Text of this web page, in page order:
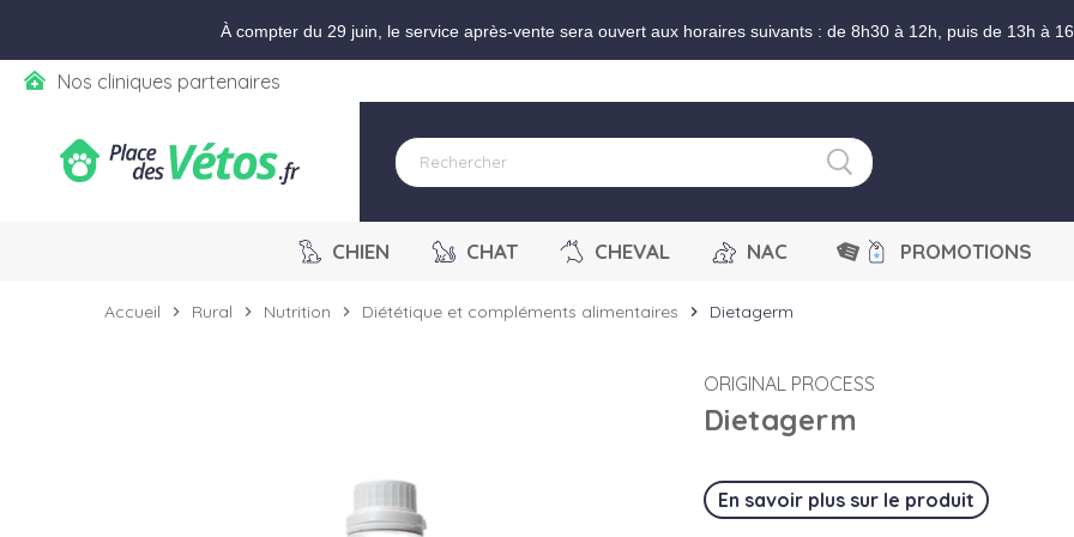
À compter du 29 juin, le service après-vente sera ouvert aux horaires suivants : de 8h30 à 12h, puis de 13h à
Nos cliniques partenaires
CHIEN CHAT CHEVAL NAC PROMOTIONS
Accueil chevron_right Rural chevron_right Nutrition chevron_right Diététique et compléments alimentaires chevron_right Dietagerm
ORIGINAL PROCESS
Dietagerm
En savoir plus sur le produit